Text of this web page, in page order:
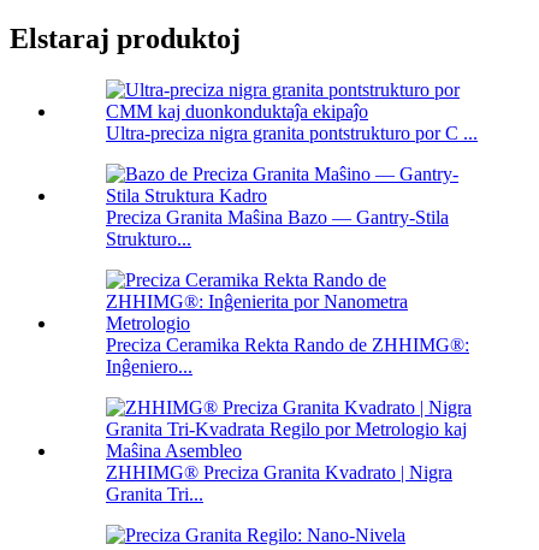
Elstaraj produktoj
Ultra-preciza nigra granita pontstrukturo por C ...
Preciza Granita Maŝina Bazo — Gantry-Stila
Strukturo...
Preciza Ceramika Rekta Rando de ZHHIMG®:
Inĝeniero...
ZHHIMG® Preciza Granita Kvadrato | Nigra
Granita Tri...